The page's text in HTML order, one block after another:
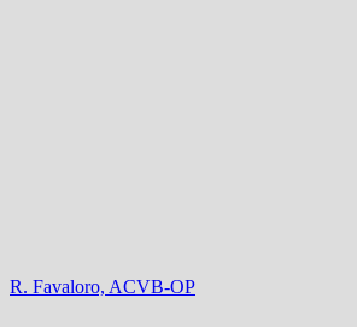
R. Favaloro, ACVB-OP